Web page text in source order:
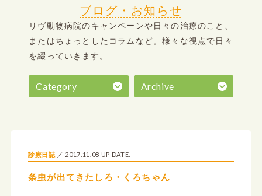
ブログ・お知らせ
リヴ動物病院のキャンペーンや日々の治療のこと、
またはちょっとしたコラムなど。様々な視点で日々
を綴っていきます。
Category Archive
条虫が出てきたしろ・くろちゃん
診療日誌 2017.11.08 UP DATE.